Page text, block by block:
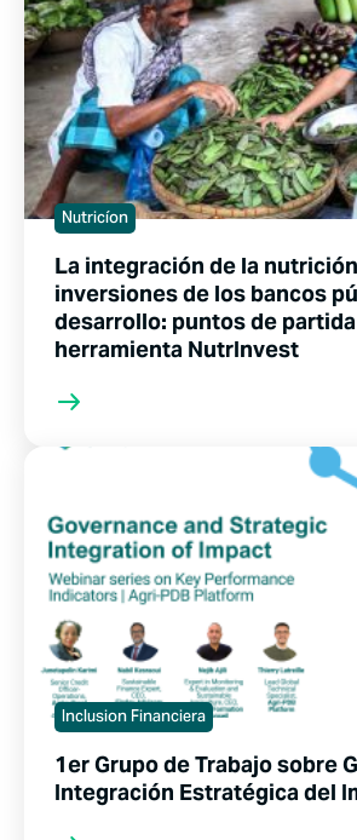
Nutricíon
La integración de la
inversiones de los bancos
desarrollo: puntos de partida
herramienta NutrInvest
Inclusion Financiera
1er Grupo de Trabajo sobre
Integración Estratégica del